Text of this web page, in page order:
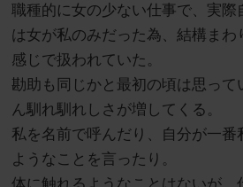
職種的に女の少ない仕事で、実際
は女が私のみだった為、結構まわ
感じで扱われていた。
勘助も同じかと最初の頃は思って
ん馴れ馴れしさが増してくる。
私を名前で呼んだり、自分が一番
ようなことを言ったり。